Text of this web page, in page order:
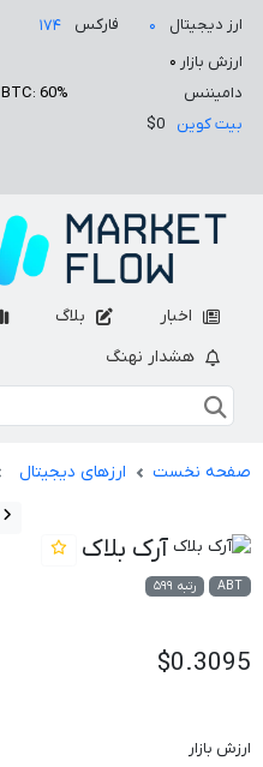
ارز دیجیتال ۰ فارکس
۱۷۴
ارزش بازار ۰
دامیننس
BTC: 60%
بیت کوین
$0
اخبار بلاگ
هشدار نهنگ
صفحه نخست ارزهای دیجیتال
آرک بلاک
ABT رتبه ۵۹۹
$0.3095
ارزش بازار